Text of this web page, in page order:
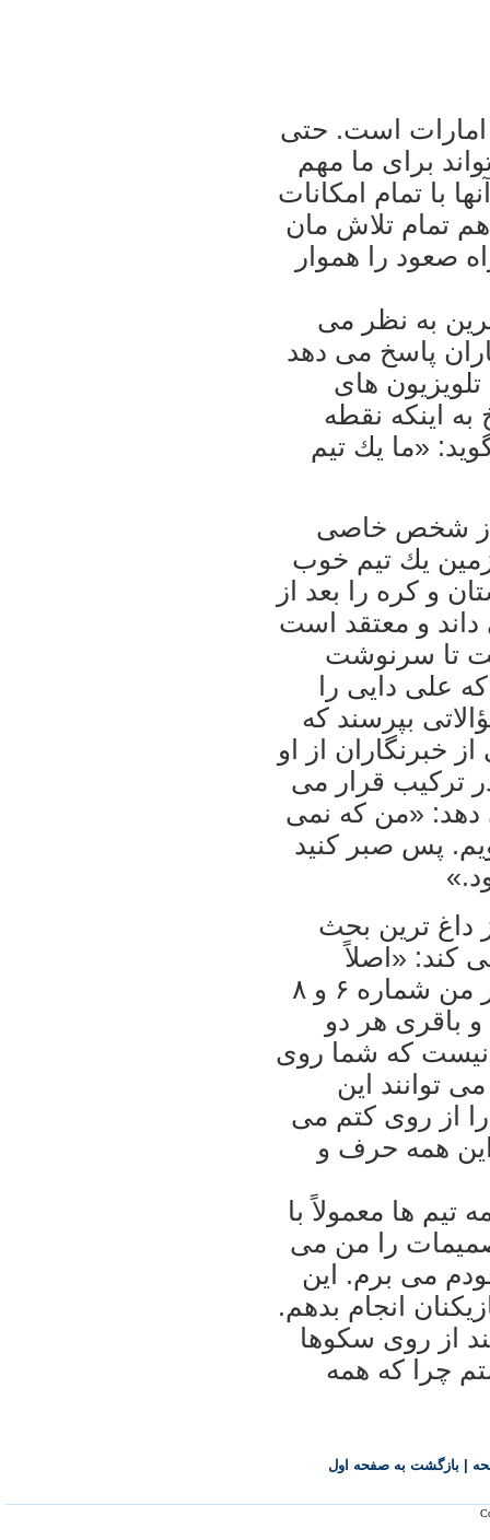
امارات است. حتى
براى ما مهم
با تمام امكانات
هم تمام تلاش مان
صعود را هموار
به نظر مى
پاسخ مى دهد
تلويزيون هاى
اينكه نقطه
«ما يك تيم
از شخص خاصى
زمين يك تيم خوب
و كره را بعد از
داند و معتقد است
تا سرنوشت
على دايى را
بپرسند كه
خبرنگاران از او
تركيب قرار مى
دهد: «من كه نمى
پس صبر كنيد
ملى يكى از داغ ترين بحث
كند: «اصلاً
شماره پيراهن چيز مهمى نيست. به نظر من شماره ۶ و ۸
و باقرى هر دو
نيست كه شما روى
توانند اين
را حل كنند. اصلاً خودم شماره ۶ را از روى كتم مى
همه حرف و
ها معمولاً با
تصميمات را من مى
۴۰ نفر را با خودم مى برم. اين
انجام بدهم.
هستند از روى سكوها
چرا كه همه
بازگشت به صفحه اول